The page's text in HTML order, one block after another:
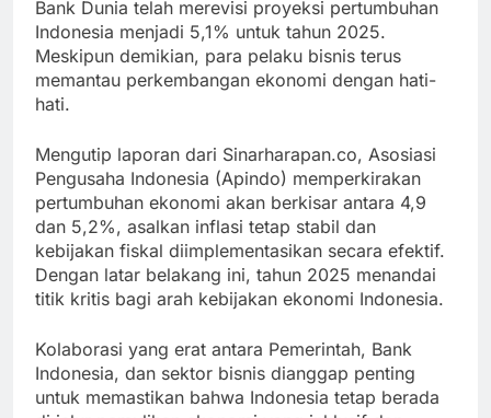
Bank Dunia telah merevisi proyeksi pertumbuhan
Indonesia menjadi 5,1% untuk tahun 2025.
Meskipun demikian, para pelaku bisnis terus
memantau perkembangan ekonomi dengan hati-
hati.
Mengutip laporan dari Sinarharapan.co, Asosiasi
Pengusaha Indonesia (Apindo) memperkirakan
pertumbuhan ekonomi akan berkisar antara 4,9
dan 5,2%, asalkan inflasi tetap stabil dan
kebijakan fiskal diimplementasikan secara efektif.
Dengan latar belakang ini, tahun 2025 menandai
titik kritis bagi arah kebijakan ekonomi Indonesia.
Kolaborasi yang erat antara Pemerintah, Bank
Indonesia, dan sektor bisnis dianggap penting
untuk memastikan bahwa Indonesia tetap berada